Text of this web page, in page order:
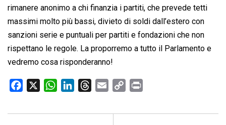
rimanere anonimo a chi finanzia i partiti, che prevede tetti
massimi molto più bassi, divieto di soldi dall’estero con
sanzioni serie e puntuali per partiti e fondazioni che non
rispettano le regole. La proporremo a tutto il Parlamento e
vedremo cosa risponderanno!
c
W
a
n
r
a
p
i